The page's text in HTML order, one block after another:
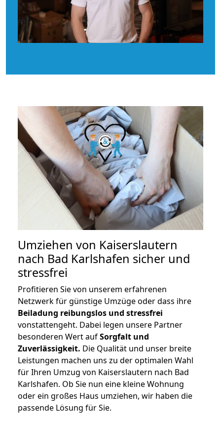
Umziehen von Kaiserslautern
nach Bad Karlshafen sicher und
stressfrei
Profitieren Sie von unserem erfahrenen
Netzwerk für günstige Umzüge oder dass ihre
Beiladung reibungslos und stressfrei
vonstattengeht. Dabei legen unsere Partner
besonderen Wert aufSorgfalt und
Zuverlässigkeit. Die Qualität und unser breite
Leistungen machen uns zu der optimalen Wahl
für Ihren Umzug von Kaiserslautern nach Bad
Karlshafen. Ob Sie nun eine kleine Wohnung
oder ein großes Haus umziehen, wir haben die
passende Lösung für Sie.